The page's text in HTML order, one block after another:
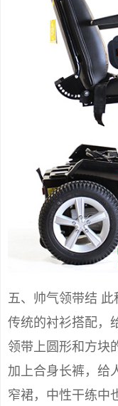
五、帅气领带结
传统的衬衫搭配，
领带上圆形和方块
加上合身长裤，给
窄裙，中性干练中